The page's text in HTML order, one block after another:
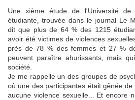
Une xième étude de l'Université
étudiante, trouvée dans le journal Le
dit que plus de 64 % des 1215
avoir été victimes de violences
près de 78 % des femmes et 27 %
peuvent paraître ahurissants, mais
société.
Je me rappelle un des groupes de
où une des participantes était gênée
aucune violence sexuelle... Et encore